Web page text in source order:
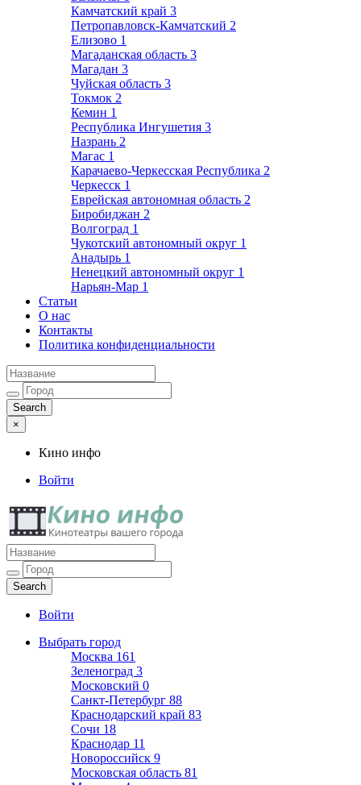
Камчатский край 3
Петропавловск-Камчатский 2
Елизово 1
Магаданская область 3
Магадан 3
Чуйская область 3
Токмок 2
Кемин 1
Республика Ингушетия 3
Назрань 2
Магас 1
Карачаево-Черкесская Республика 2
Черкесск 1
Еврейская автономная область 2
Биробиджан 2
Волгоград 1
Чукотский автономный округ 1
Анадырь 1
Ненецкий автономный округ 1
Нарьян-Мар 1
Статьи
О нас
Контакты
Политика конфиденциальности
×
Кино инфо
Войти
Кино инфо
Кинотеатры вашего города
Войти
Выбрать город
Москва 161
Зеленоград 3
Московский 0
Санкт-Петербург 88
Краснодарский край 83
Сочи 18
Краснодар 11
Новороссийск 9
Московская область 81